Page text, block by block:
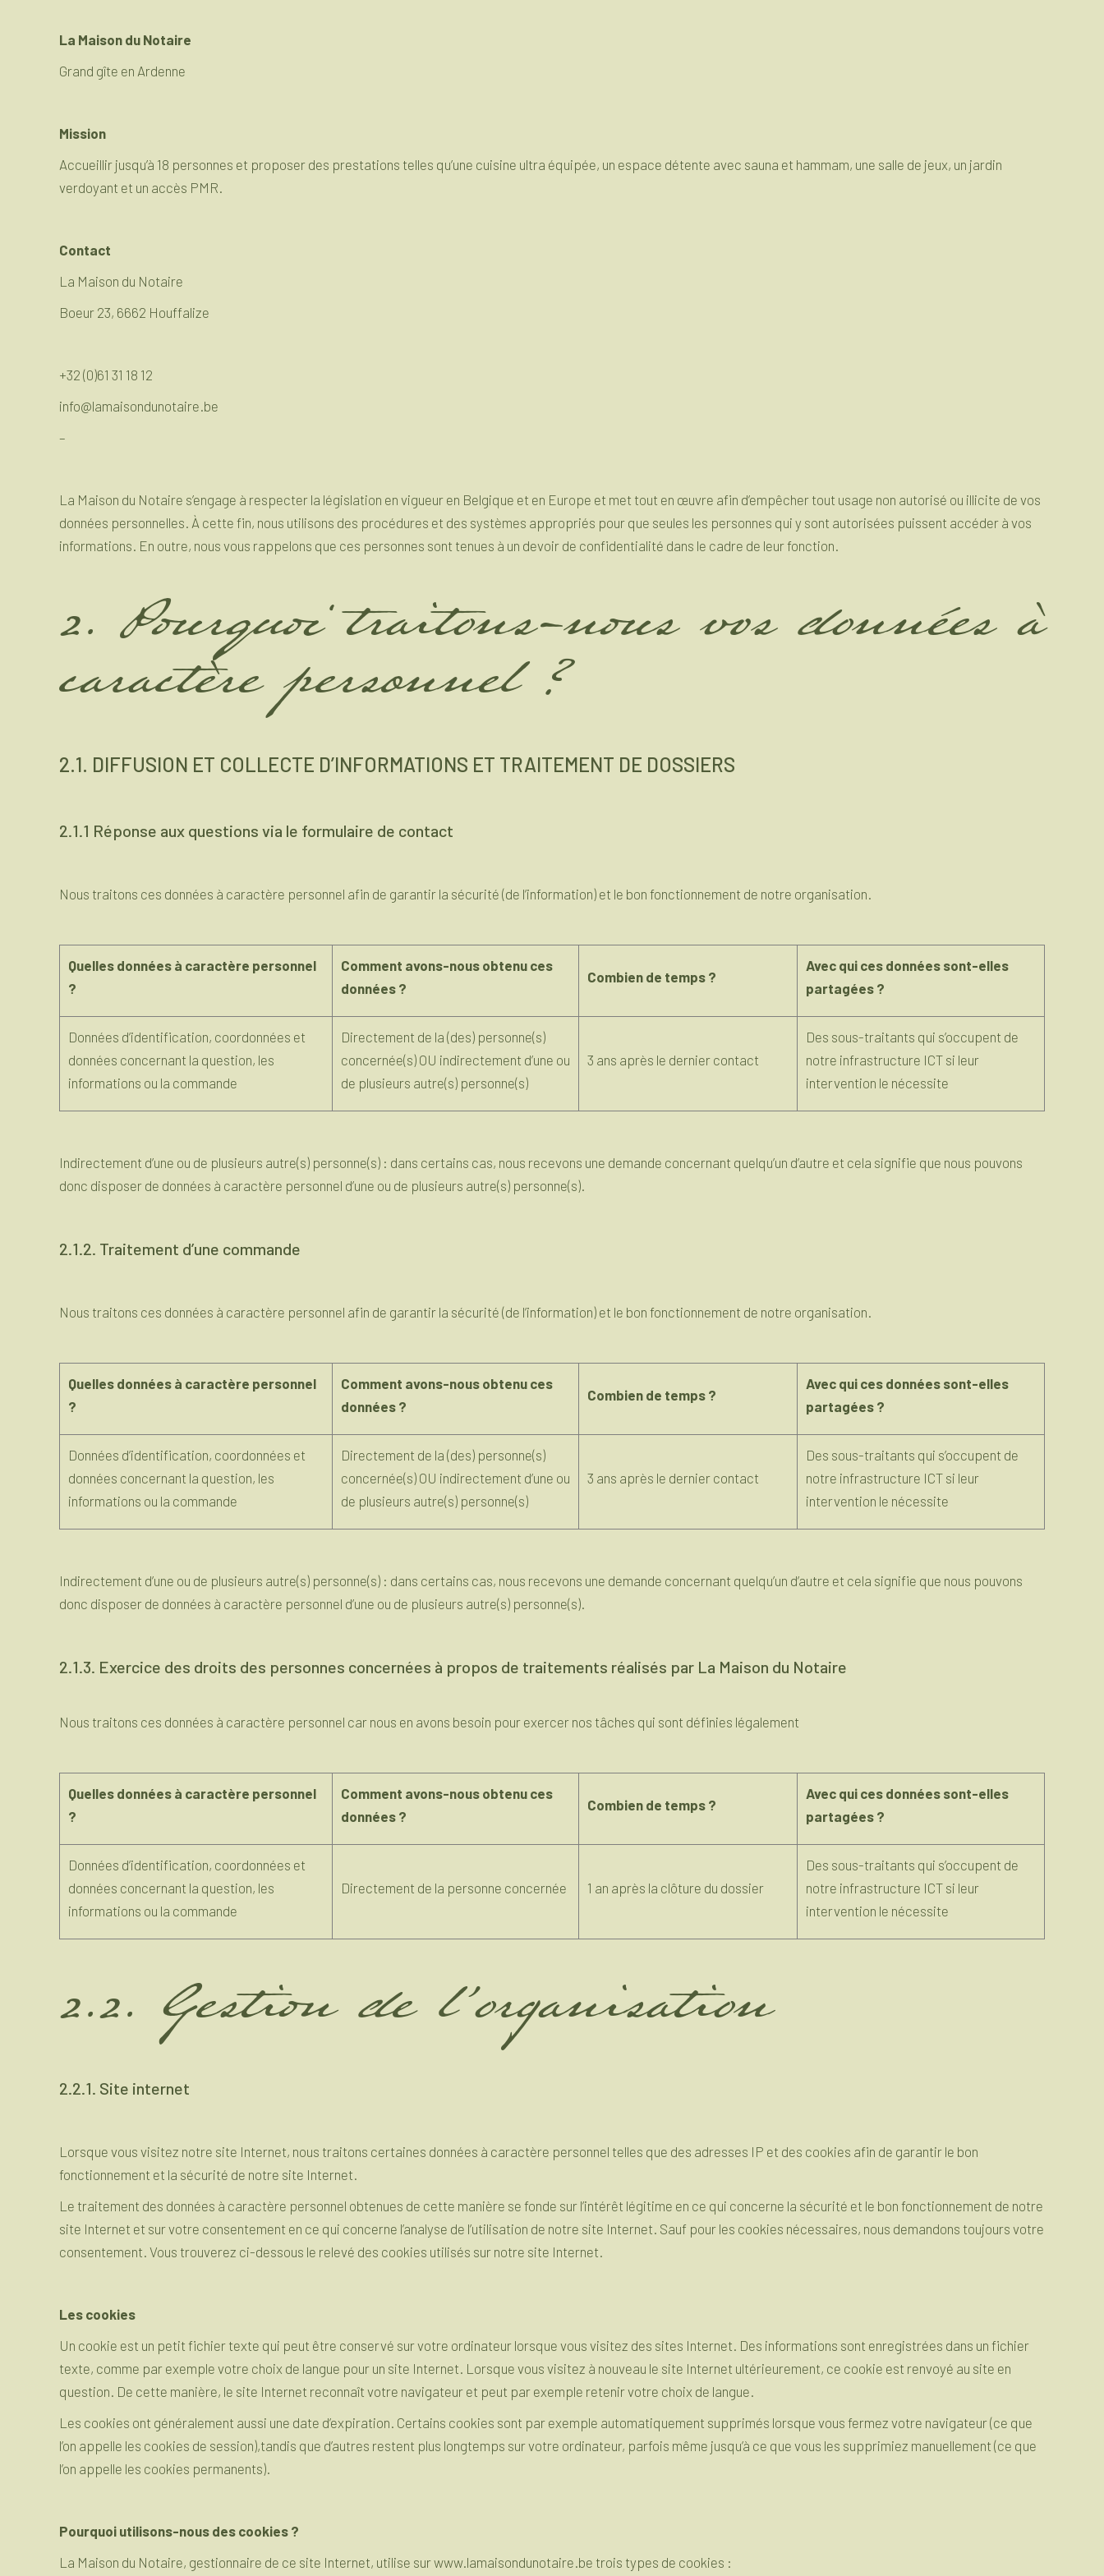
La Maison du Notaire
Grand gîte en Ardenne
Mission
Accueillir jusqu’à 18 personnes et proposer des prestations telles qu’une cuisine ultra équipée, un espace détente avec sauna et hammam, une salle de jeux, un jardin
verdoyant et un accès PMR.
Contact
La Maison du Notaire
Boeur 23, 6662 Houffalize
+32 (0)61 31 18 12
info@lamaisondunotaire.be
–
La Maison du Notaire s’engage à respecter la législation en vigueur en Belgique et en Europe et met tout en œuvre afin d’empêcher tout usage non autorisé ou illicite de vos
données personnelles. À cette fin, nous utilisons des procédures et des systèmes appropriés pour que seules les personnes qui y sont autorisées puissent accéder à vos
informations. En outre, nous vous rappelons que ces personnes sont tenues à un devoir de confidentialité dans le cadre de leur fonction.
2. Pourquoi traitons-nous vos données à
caractère personnel ?
2.1. DIFFUSION ET COLLECTE D’INFORMATIONS ET TRAITEMENT DE DOSSIERS
2.1.1 Réponse aux questions via le formulaire de contact
Nous traitons ces données à caractère personnel afin de garantir la sécurité (de l’information) et le bon fonctionnement de notre organisation.
Quelles données à caractère personnel
?
Comment avons-nous obtenu ces
données ?
Combien de temps ?
Avec qui ces données sont-elles
partagées ?
Données d’identification, coordonnées et
données concernant la question, les
informations ou la commande
Directement de la (des) personne(s)
concernée(s) OU indirectement d’une ou
de plusieurs autre(s) personne(s)
3 ans après le dernier contact
Des sous-traitants qui s’occupent de
notre infrastructure ICT si leur
intervention le nécessite
Indirectement d’une ou de plusieurs autre(s) personne(s) : dans certains cas, nous recevons une demande concernant quelqu’un d’autre et cela signifie que nous pouvons
donc disposer de données à caractère personnel d’une ou de plusieurs autre(s) personne(s).
2.1.2. Traitement d’une commande
Nous traitons ces données à caractère personnel afin de garantir la sécurité (de l’information) et le bon fonctionnement de notre organisation.
Quelles données à caractère personnel
?
Comment avons-nous obtenu ces
données ?
Combien de temps ?
Avec qui ces données sont-elles
partagées ?
Données d’identification, coordonnées et
données concernant la question, les
informations ou la commande
Directement de la (des) personne(s)
concernée(s) OU indirectement d’une ou
de plusieurs autre(s) personne(s)
3 ans après le dernier contact
Des sous-traitants qui s’occupent de
notre infrastructure ICT si leur
intervention le nécessite
Indirectement d’une ou de plusieurs autre(s) personne(s) : dans certains cas, nous recevons une demande concernant quelqu’un d’autre et cela signifie que nous pouvons
donc disposer de données à caractère personnel d’une ou de plusieurs autre(s) personne(s).
2.1.3. Exercice des droits des personnes concernées à propos de traitements réalisés par La Maison du Notaire
Nous traitons ces données à caractère personnel car nous en avons besoin pour exercer nos tâches qui sont définies légalement
Quelles données à caractère personnel
?
Comment avons-nous obtenu ces
données ?
Combien de temps ?
Avec qui ces données sont-elles
partagées ?
Données d’identification, coordonnées et
données concernant la question, les
informations ou la commande
Directement de la personne concernée 1 an après la clôture du dossier
Des sous-traitants qui s’occupent de
notre infrastructure ICT si leur
intervention le nécessite
2.2. Gestion de l’organisation
2.2.1. Site internet
Lorsque vous visitez notre site Internet, nous traitons certaines données à caractère personnel telles que des adresses IP et des cookies afin de garantir le bon
fonctionnement et la sécurité de notre site Internet.
Le traitement des données à caractère personnel obtenues de cette manière se fonde sur l’intérêt légitime en ce qui concerne la sécurité et le bon fonctionnement de notre
site Internet et sur votre consentement en ce qui concerne l’analyse de l’utilisation de notre site Internet. Sauf pour les cookies nécessaires, nous demandons toujours votre
consentement. Vous trouverez ci-dessous le relevé des cookies utilisés sur notre site Internet.
Les cookies
Un cookie est un petit fichier texte qui peut être conservé sur votre ordinateur lorsque vous visitez des sites Internet. Des informations sont enregistrées dans un fichier
texte, comme par exemple votre choix de langue pour un site Internet. Lorsque vous visitez à nouveau le site Internet ultérieurement, ce cookie est renvoyé au site en
question. De cette manière, le site Internet reconnaît votre navigateur et peut par exemple retenir votre choix de langue.
Les cookies ont généralement aussi une date d’expiration. Certains cookies sont par exemple automatiquement supprimés lorsque vous fermez votre navigateur (ce que
l’on appelle les cookies de session),tandis que d’autres restent plus longtemps sur votre ordinateur, parfois même jusqu’à ce que vous les supprimiez manuellement (ce que
l’on appelle les cookies permanents).
Pourquoi utilisons-nous des cookies ?
La Maison du Notaire, gestionnaire de ce site Internet, utilise sur www.lamaisondunotaire.be trois types de cookies :